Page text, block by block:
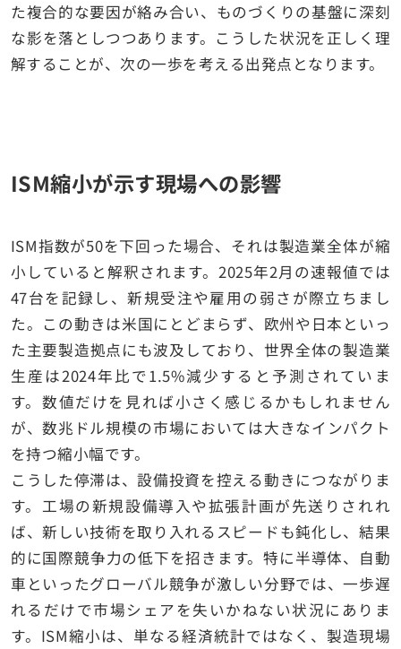
た複合的な要因が絡み合い、ものづくりの基盤に深刻
な影を落としつつあります。こうした状況を正しく理
解することが、次の一歩を考える出発点となります。
ISM縮小が示す現場への影響
ISM指数が50を下回った場合、それは製造業全体が縮
小していると解釈されます。2025年2月の速報値では
47台を記録し、新規受注や雇用の弱さが際立ちまし
た。この動きは米国にとどまらず、欧州や日本といっ
た主要製造拠点にも波及しており、世界全体の製造業
生産は2024年比で1.5%減少すると予測されていま
す。数値だけを見れば小さく感じるかもしれません
が、数兆ドル規模の市場においては大きなインパクト
を持つ縮小幅です。
こうした停滞は、設備投資を控える動きにつながりま
す。工場の新規設備導入や拡張計画が先送りされれ
ば、新しい技術を取り入れるスピードも鈍化し、結果
的に国際競争力の低下を招きます。特に半導体、自動
車といったグローバル競争が激しい分野では、一歩遅
れるだけで市場シェアを失いかねない状況にありま
す。ISM縮小は、単なる経済統計ではなく、製造現場